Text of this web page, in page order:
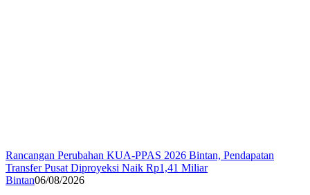
Rancangan Perubahan KUA-PPAS 2026 Bintan, Pendapatan
Transfer Pusat Diproyeksi Naik Rp1,41 Miliar
Bintan06/08/2026